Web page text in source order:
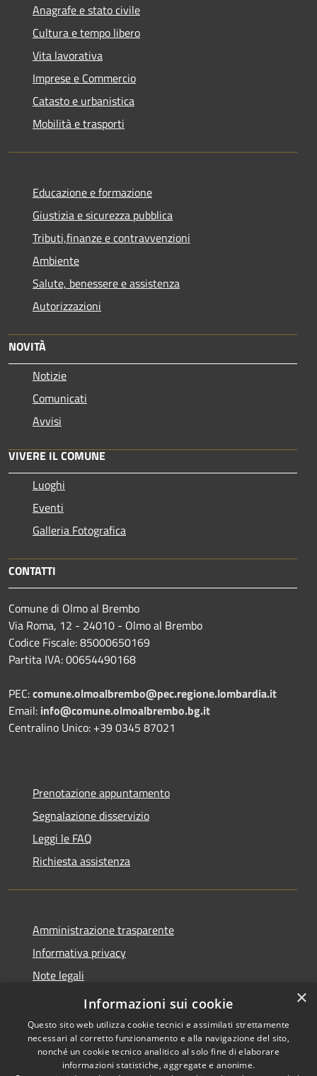
Anagrafe e stato civile
Cultura e tempo libero
Vita lavorativa
Imprese e Commercio
Catasto e urbanistica
Mobilità e trasporti
Educazione e formazione
Giustizia e sicurezza pubblica
Tributi,finanze e contravvenzioni
Ambiente
Salute, benessere e assistenza
Autorizzazioni
NOVITÀ
Notizie
Comunicati
Avvisi
VIVERE IL COMUNE
Luoghi
Eventi
Galleria Fotografica
CONTATTI
Comune di Olmo al Brembo
Via Roma, 12 - 24010 - Olmo al Brembo
Codice Fiscale: 85000650169
Partita IVA: 00654490168
PEC:comune.olmoalbrembo@pec.regione.lombardia.it
Email: info@comune.olmoalbrembo.bg.it
Centralino Unico: +39 0345 87021
Prenotazione appuntamento
Segnalazione disservizio
Leggi le FAQ
Richiesta assistenza
Amministrazione trasparente
Informativa privacy
Note legali
Dichiarazione di accessibilità
Copyright © 2026 • Comune di
×
Informazioni sui cookie
Questo sito web utilizza cookie tecnici e assimilati strettamente
necessari al corretto funzionamento e alla navigazione del sito,
nonché un cookie tecnico analitico al solo fine di elaborare
informazioni statistiche, aggregate e anonime.